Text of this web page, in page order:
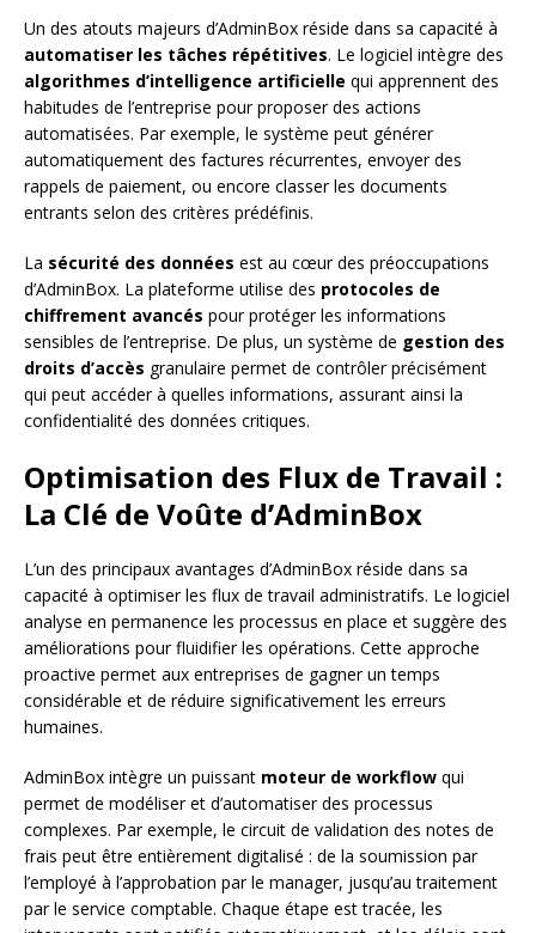
Un des atouts majeurs d’AdminBox réside dans sa capacité à
automatiser les tâches répétitives. Le logiciel intègre des
algorithmes d’intelligence artificielle qui apprennent des
habitudes de l’entreprise pour proposer des actions
automatisées. Par exemple, le système peut générer
automatiquement des factures récurrentes, envoyer des
rappels de paiement, ou encore classer les documents
entrants selon des critères prédéfinis.
La sécurité des données est au cœur des préoccupations
d’AdminBox. La plateforme utilise des protocoles de
chiffrement avancés pour protéger les informations
sensibles de l’entreprise. De plus, un système de gestion des
droits d’accès granulaire permet de contrôler précisément
qui peut accéder à quelles informations, assurant ainsi la
confidentialité des données critiques.
Optimisation des Flux de Travail :
La Clé de Voûte d’AdminBox
L’un des principaux avantages d’AdminBox réside dans sa
capacité à optimiser les flux de travail administratifs. Le logiciel
analyse en permanence les processus en place et suggère des
améliorations pour fluidifier les opérations. Cette approche
proactive permet aux entreprises de gagner un temps
considérable et de réduire significativement les erreurs
humaines.
AdminBox intègre un puissant moteur de workflow qui
permet de modéliser et d’automatiser des processus
complexes. Par exemple, le circuit de validation des notes de
frais peut être entièrement digitalisé : de la soumission par
l’employé à l’approbation par le manager, jusqu’au traitement
par le service comptable. Chaque étape est tracée, les